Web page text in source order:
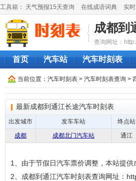
工具箱： 天气预报15天查询 在线成语词典 实
成都到
查询网址：
首页 汽车站 汽车时刻表
当前位置： 汽车时刻表 > 汽车时刻表查询 >
最新成都到通江长途汽车时刻表
出发城市 发车车站 终点站
成都
成都北门汽车站 通江
1、由于节假日汽车票价调整，本站提
2、成都到通江汽车时刻表查询网址：